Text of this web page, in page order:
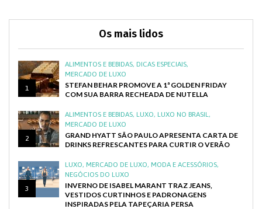
Os mais lidos
1
ALIMENTOS E BEBIDAS, DICAS ESPECIAIS,
MERCADO DE LUXO
STEFAN BEHAR PROMOVE A 1ª GOLDEN FRIDAY
COM SUA BARRA RECHEADA DE NUTELLA
2
ALIMENTOS E BEBIDAS, LUXO, LUXO NO BRASIL,
MERCADO DE LUXO
GRAND HYATT SÃO PAULO APRESENTA CARTA DE
DRINKS REFRESCANTES PARA CURTIR O VERÃO
3
LUXO, MERCADO DE LUXO, MODA E ACESSÓRIOS,
NEGÓCIOS DO LUXO
INVERNO DE ISABEL MARANT TRAZ JEANS,
VESTIDOS CURTINHOS E PADRONAGENS
INSPIRADAS PELA TAPEÇARIA PERSA